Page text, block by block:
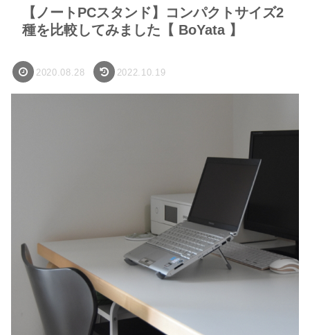
【ノートPCスタンド】コンパクトサイズ2
種を比較してみました【 BoYata 】
2020.08.28 2022.10.19